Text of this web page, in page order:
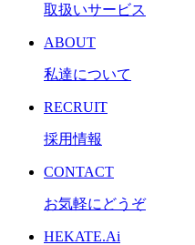
取扱いサービス
ABOUT
私達について
RECRUIT
採用情報
CONTACT
お気軽にどうぞ
HEKATE.Ai